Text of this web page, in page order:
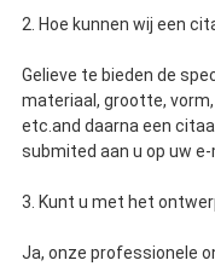
2. Hoe kunnen wij een
Gelieve te bieden de
materiaal, grootte,
etc.and daarna een
submited aan u op uw
3. Kunt u met het
Ja, onze professionele